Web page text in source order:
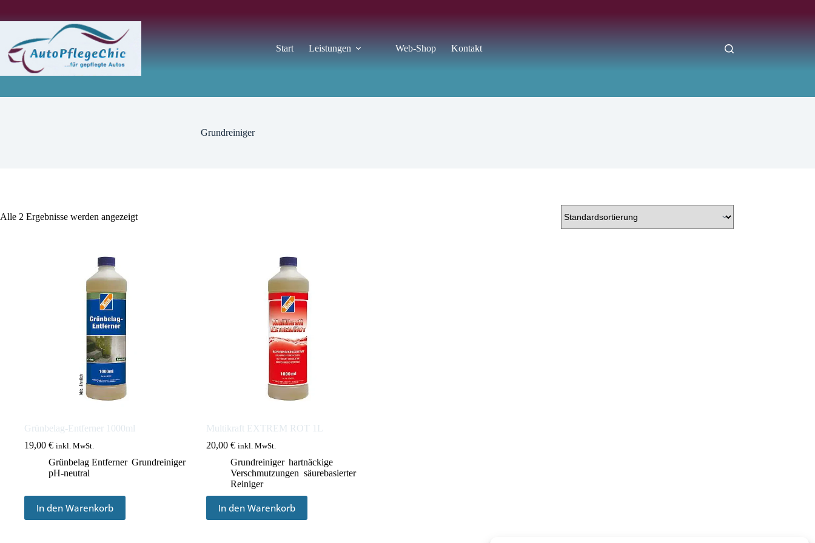
Start Leistungen Web-Shop Kontakt
Grundreiniger
Alle 2 Ergebnisse werden angezeigt
Grünbelag-Entferner 1000ml
19,00 € inkl. MwSt.
Grünbelag Entferner, Grundreiniger,
pH-neutral
In den Warenkorb
Multikraft EXTREM ROT 1L
20,00 € inkl. MwSt.
Grundreiniger, hartnäckige
Verschmutzungen säurebasierter
Reiniger
In den Warenkorb